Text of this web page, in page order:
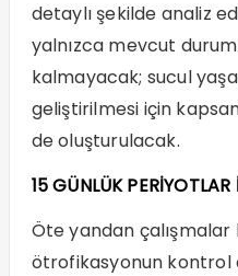
detaylı şekilde analiz
yalnızca mevcut
kalmayacak; sucul
geliştirilmesi için
de oluşturulacak.
15 GÜNLÜK PERİYOTLAR
Öte yandan çalışmalar
ötrofikasyonun kontrol